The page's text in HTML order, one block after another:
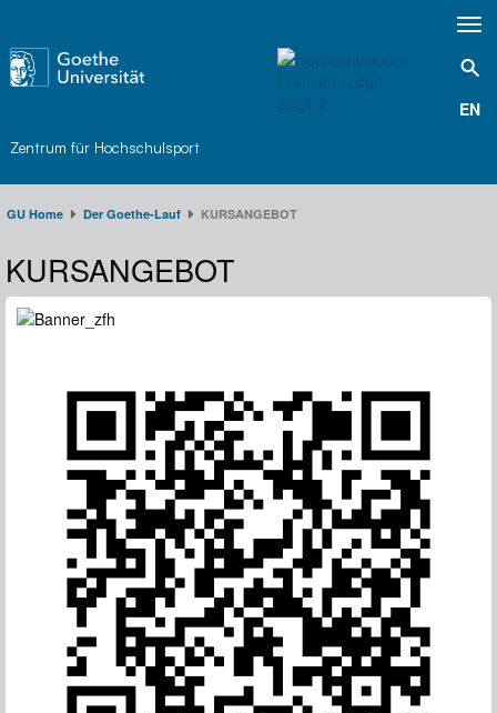
Zentrum für Hochschulsport
EN
GU Home Der Goethe-Lauf​ KURSANGEBOT
KURSANGEBOT